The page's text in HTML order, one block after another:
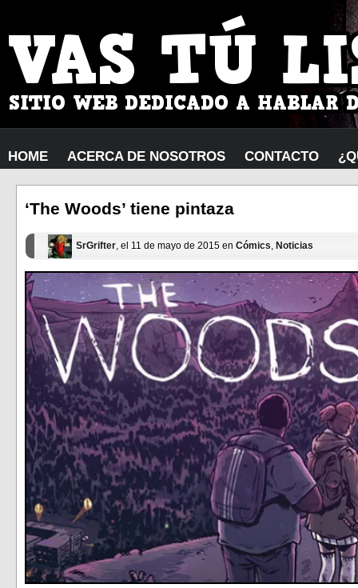
HOME ACERCA DE NOSOTROS CONTACTO
‘The Woods’ tiene pintaza
SrGrifter, el 11 de mayo de 2015 en Cómics, Noticias